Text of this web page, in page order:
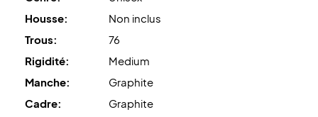
Housse:
Non inclus
Trous:
76
Rigidité:
Medium
Manche:
Graphite
Cadre:
Graphite